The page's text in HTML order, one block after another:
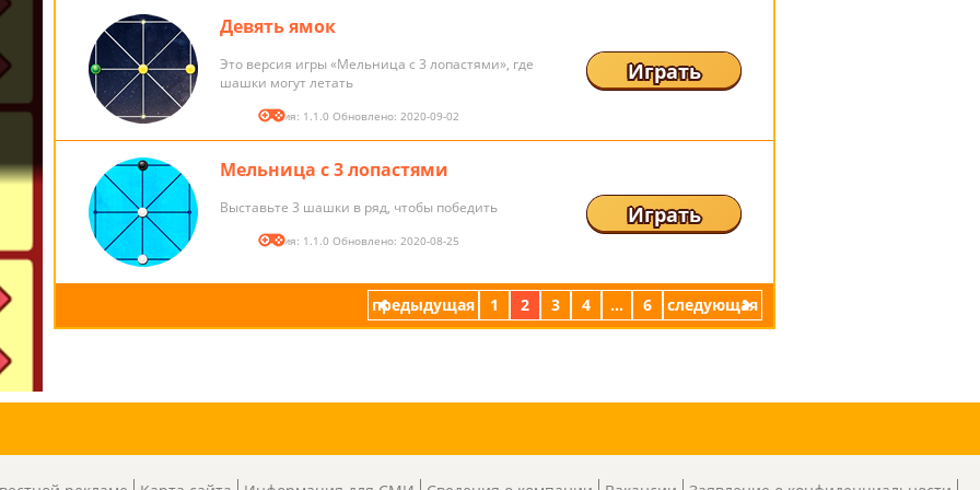
Девять ямок
Это версия игры «Мельница с 3 лопастями», где
шашки могут летать
Версия: 1.1.0 Обновлено: 2020-09-02
Играть
Мельница с 3 лопастями
Выставьте 3 шашки в ряд, чтобы победить
Версия: 1.1.0 Обновлено: 2020-08-25
Играть
предыдущая 1 2 3 4 ... 6 следующая